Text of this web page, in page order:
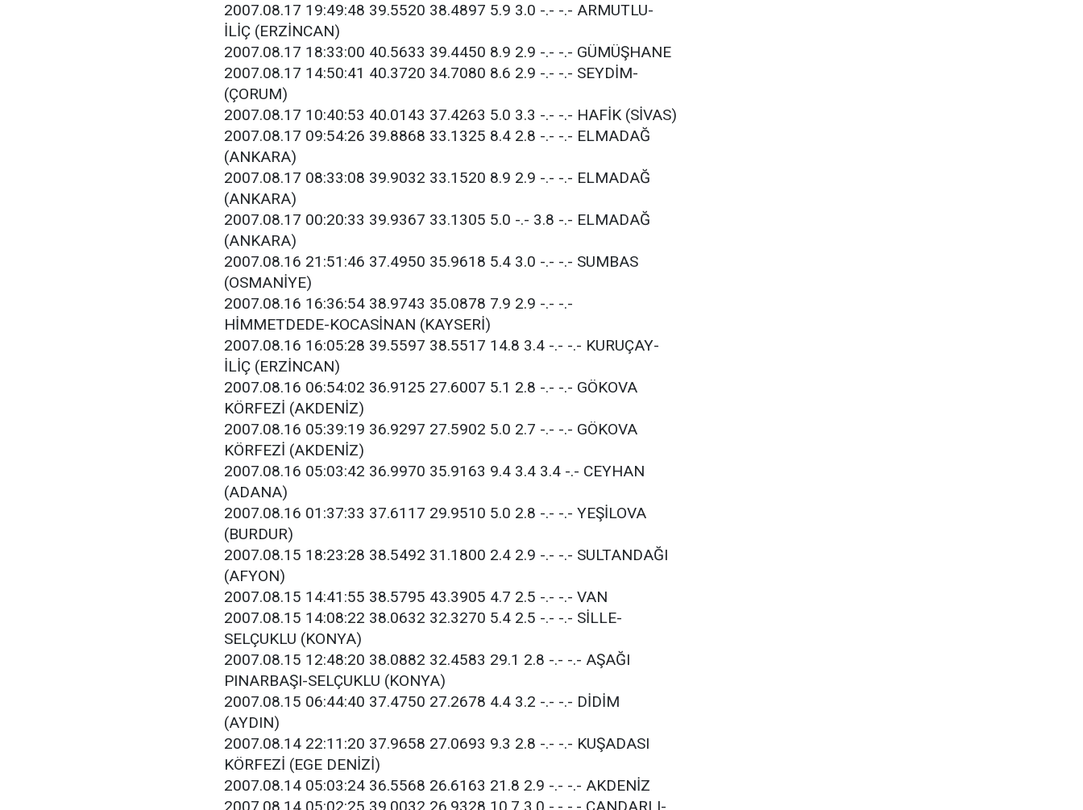
2007.08.17 19:49:48 39.5520 38.4897 5.9 3.0 -.- -.- ARMUTLU-
İLİÇ (ERZİNCAN)
2007.08.17 18:33:00 40.5633 39.4450 8.9 2.9 -.- -.- GÜMÜŞHANE
2007.08.17 14:50:41 40.3720 34.7080 8.6 2.9 -.- -.- SEYDİM-
(ÇORUM)
2007.08.17 10:40:53 40.0143 37.4263 5.0 3.3 -.- -.- HAFİK (SİVAS)
2007.08.17 09:54:26 39.8868 33.1325 8.4 2.8 -.- -.- ELMADAĞ
(ANKARA)
2007.08.17 08:33:08 39.9032 33.1520 8.9 2.9 -.- -.- ELMADAĞ
(ANKARA)
2007.08.17 00:20:33 39.9367 33.1305 5.0 -.- 3.8 -.- ELMADAĞ
(ANKARA)
2007.08.16 21:51:46 37.4950 35.9618 5.4 3.0 -.- -.- SUMBAS
(OSMANİYE)
2007.08.16 16:36:54 38.9743 35.0878 7.9 2.9 -.- -.-
HİMMETDEDE-KOCASİNAN (KAYSERİ)
2007.08.16 16:05:28 39.5597 38.5517 14.8 3.4 -.- -.- KURUÇAY-
İLİÇ (ERZİNCAN)
2007.08.16 06:54:02 36.9125 27.6007 5.1 2.8 -.- -.- GÖKOVA
KÖRFEZİ (AKDENİZ)
2007.08.16 05:39:19 36.9297 27.5902 5.0 2.7 -.- -.- GÖKOVA
KÖRFEZİ (AKDENİZ)
2007.08.16 05:03:42 36.9970 35.9163 9.4 3.4 3.4 -.- CEYHAN
(ADANA)
2007.08.16 01:37:33 37.6117 29.9510 5.0 2.8 -.- -.- YEŞİLOVA
(BURDUR)
2007.08.15 18:23:28 38.5492 31.1800 2.4 2.9 -.- -.- SULTANDAĞI
(AFYON)
2007.08.15 14:41:55 38.5795 43.3905 4.7 2.5 -.- -.- VAN
2007.08.15 14:08:22 38.0632 32.3270 5.4 2.5 -.- -.- SİLLE-
SELÇUKLU (KONYA)
2007.08.15 12:48:20 38.0882 32.4583 29.1 2.8 -.- -.- AŞAĞI
PINARBAŞI-SELÇUKLU (KONYA)
2007.08.15 06:44:40 37.4750 27.2678 4.4 3.2 -.- -.- DİDİM
(AYDIN)
2007.08.14 22:11:20 37.9658 27.0693 9.3 2.8 -.- -.- KUŞADASI
KÖRFEZİ (EGE DENİZİ)
2007.08.14 05:03:24 36.5568 26.6163 21.8 2.9 -.- -.- AKDENİZ